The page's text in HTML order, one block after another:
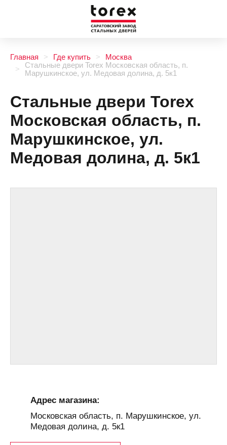
Главная Где купить
Москва
Стальные двери Torex Московская область, п.
Марушкинское, ул. Медовая долина, д. 5к1
Стальные двери Torex
Московская область, п.
Марушкинское, ул.
Медовая долина, д. 5к1
Адрес магазина:
Московская область, п. Марушкинское, ул.
Медовая долина, д. 5к1